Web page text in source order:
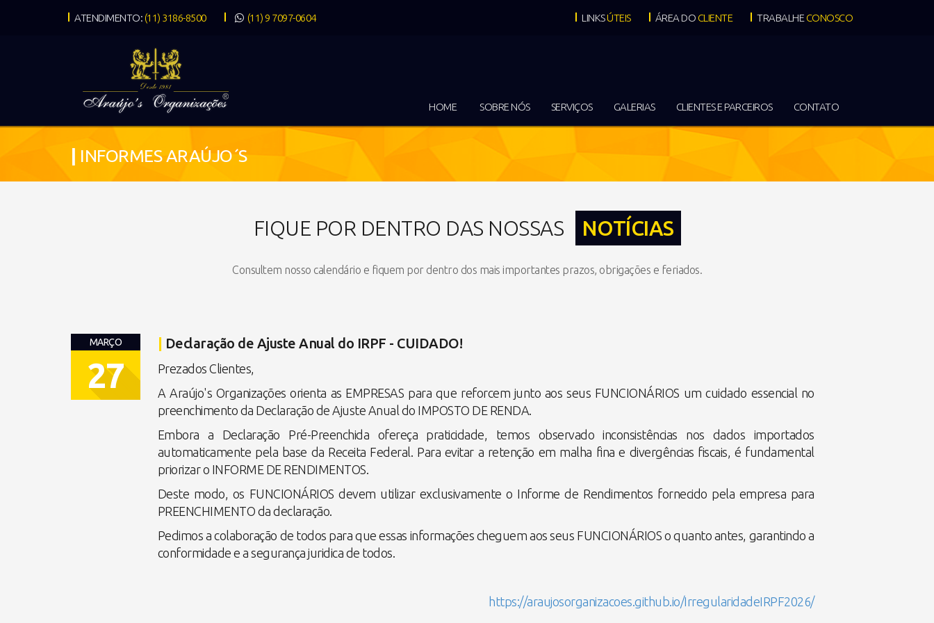
ATENDIMENTO: (11) 3186-8500 (11) 9 7097-0604 LINKSÚTEIS ÁREA DO CLIENTE TRABALHE CONOSCO
HOME SOBRE NÓS SERVIÇOS GALERIAS CLIENTES E PARCEIROS CONTATO
INFORMES ARAÚJO´S
FIQUE POR DENTRO DAS NOSSAS NOTÍCIAS
Consultem nosso calendário e fiquem por dentro dos mais importantes prazos, obrigações e feriados.
MARÇO
27
Declaração de Ajuste Anual do IRPF - CUIDADO!
Prezados Clientes,
A Araújo's Organizações orienta as EMPRESAS para que reforcem junto aos seus FUNCIONÁRIOS um cuidado essencial no
preenchimento da Declaração de Ajuste Anual do IMPOSTO DE RENDA.
Embora a Declaração Pré-Preenchida ofereça praticidade, temos observado inconsistências nos dados importados
automaticamente pela base da Receita Federal. Para evitar a retenção em malha fina e divergências fiscais, é fundamental
priorizar o INFORME DE RENDIMENTOS.
Deste modo, os FUNCIONÁRIOS devem utilizar exclusivamente o Informe de Rendimentos fornecido pela empresa para
PREENCHIMENTO da declaração.
Pedimos a colaboração de todos para que essas informações cheguem aos seus FUNCIONÁRIOS o quanto antes, garantindo a
conformidade e a segurança juridica de todos.
https://araujosorganizacoes.github.io/IrregularidadeIRPF2026/